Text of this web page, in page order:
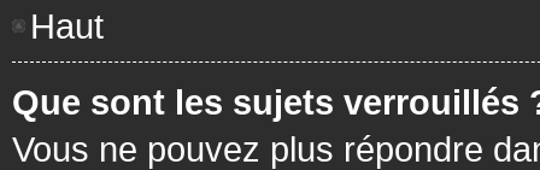
Haut
Que sont les sujets verrouillés
Vous ne pouvez plus répondre